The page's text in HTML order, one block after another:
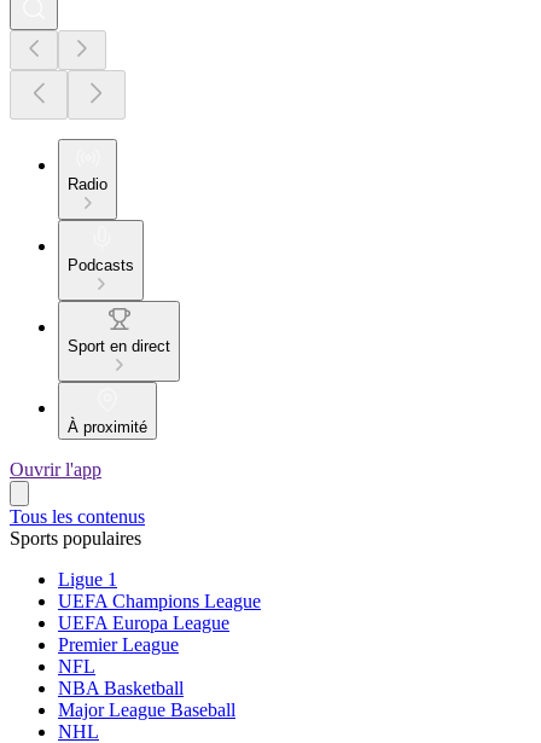
Radio
Podcasts
Sport en direct
À proximité
Ouvrir l'app
Tous les contenus
Sports populaires
Ligue 1
UEFA Champions League
UEFA Europa League
Premier League
NFL
NBA Basketball
Major League Baseball
NHL